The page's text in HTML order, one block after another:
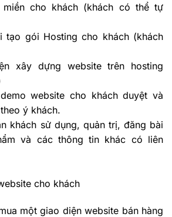
miền cho khách (khách có thể tự
tạo gói Hosting cho khách (khách
xây dựng website trên hosting
website cho khách duyệt và
ý khách.
khách sử dụng, quản trị, đăng bài
và các thông tin khác có liên
cho khách
một giao diện website bán hàng